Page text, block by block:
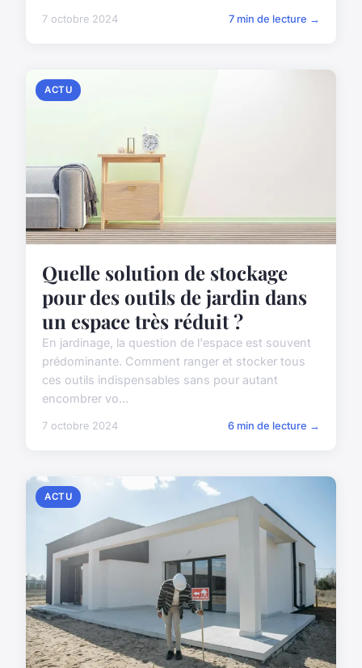
7 octobre 2024 7 min de lecture →
ACTU
Quelle solution de stockage
pour des outils de jardin dans
un espace très réduit ?
En jardinage, la question de l'espace est souvent
prédominante. Comment ranger et stocker tous
ces outils indispensables sans pour autant
encombrer vo...
7 octobre 2024 6 min de lecture →
ACTU